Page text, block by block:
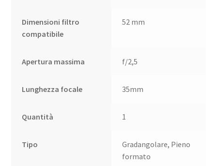
Dimensioni filtro
compatibile
52 mm
Apertura massima f/2,5
Lunghezza focale 35mm
Quantità 1
Tipo
Gradangolare, Pieno
formato